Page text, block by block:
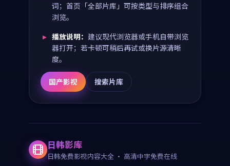
词；首页「全部片库」可按类型与排序组合
浏览。
播放说明： 建议现代浏览器或手机自带浏览
器打开；若卡顿可稍后再试或换片源清晰
度。
国产影视 搜索片库
日韩影库
日韩免费影视内容大全 · 高清中字免费在线